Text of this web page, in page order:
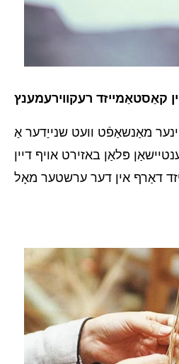
קאַסטאַמייזד רעקווירעמענץ
מאַנשאַפֿט וועט שנייַדער אַ
פּלאַן באזירט אויף דיין